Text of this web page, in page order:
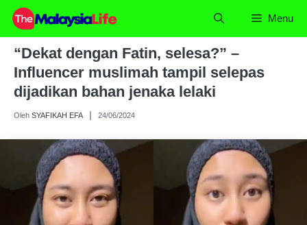
Skip
content
Menu
“Dekat dengan Fatin, selesa?” –
Influencer muslimah tampil selepas
dijadikan bahan jenaka lelaki
Oleh SYAFIKAH EFA 24/06/2024